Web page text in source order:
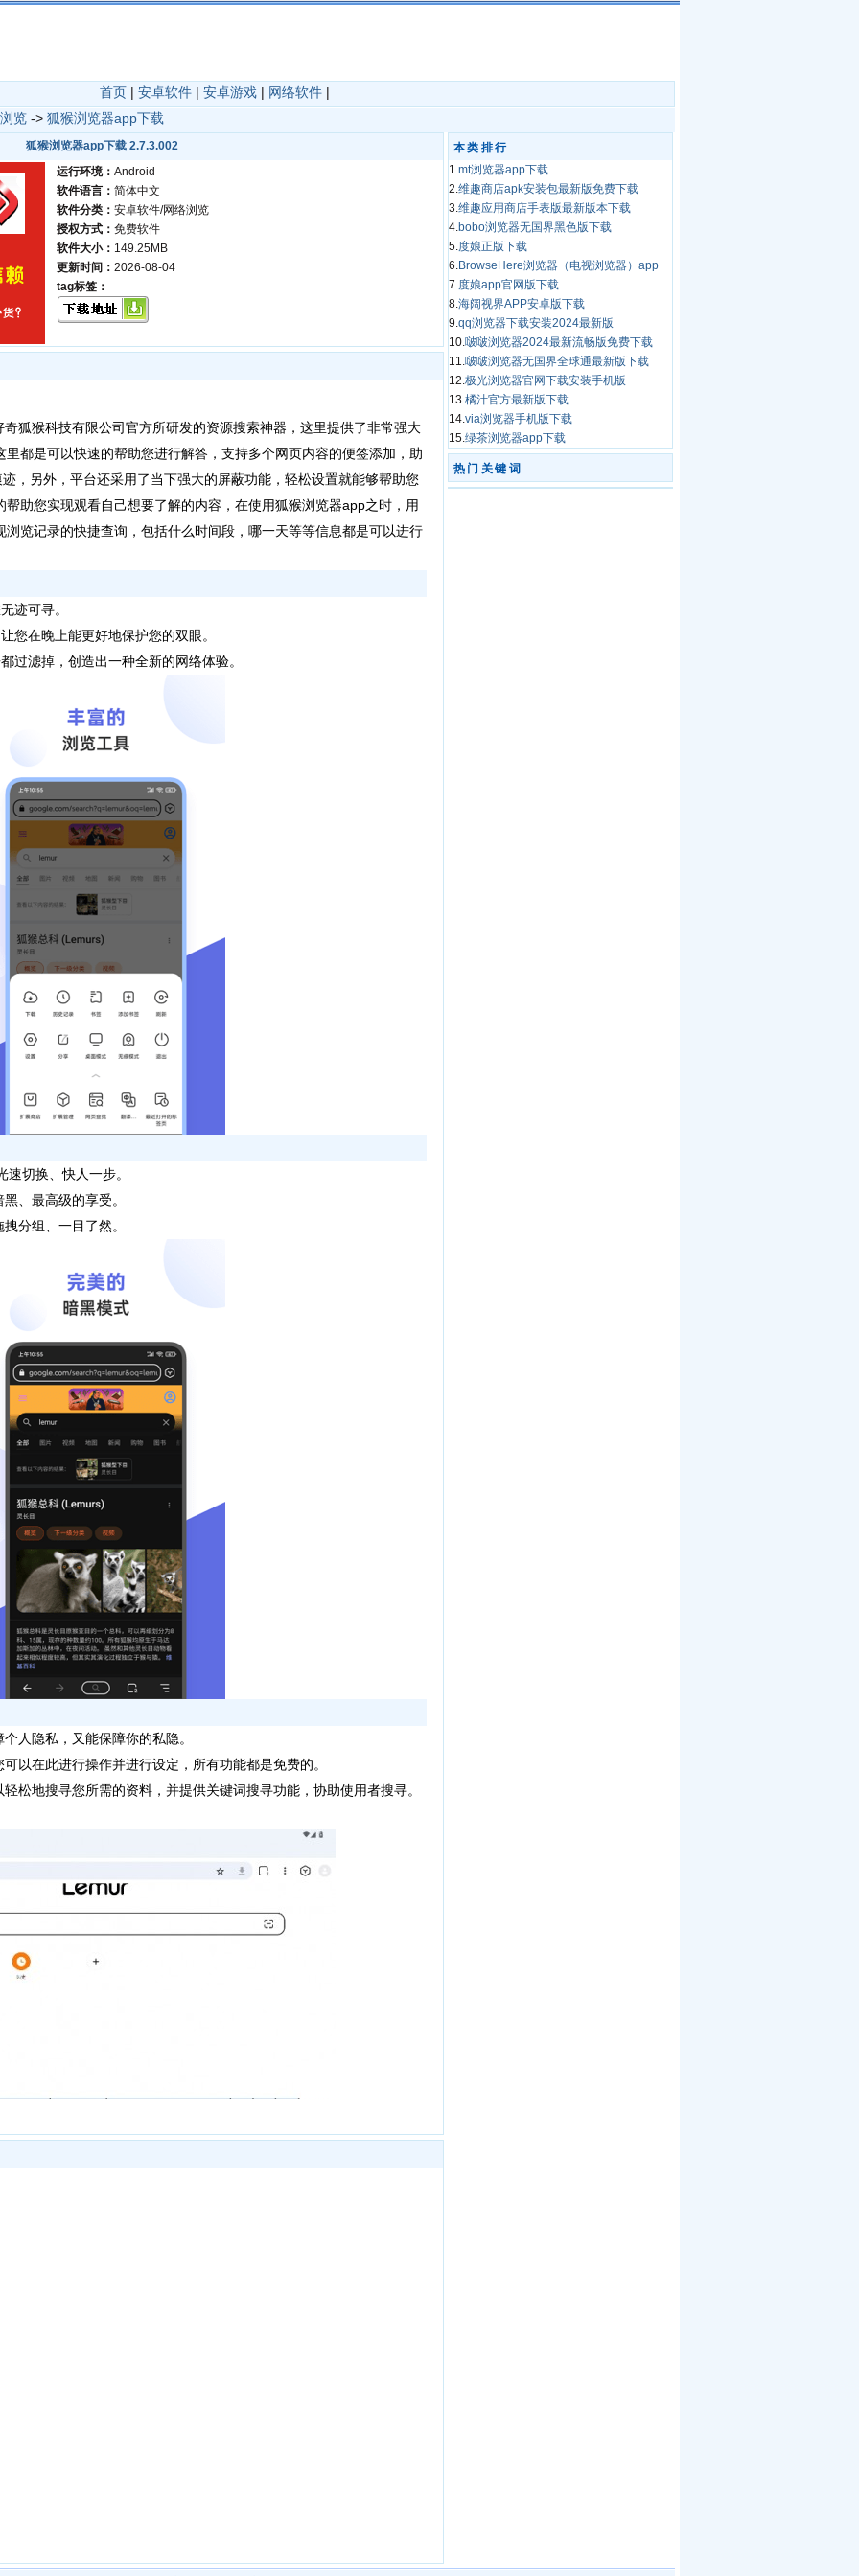
首页 | 安卓软件 | 安卓游戏 | 网络软件 |
览 -> 狐猴浏览器app下载
狐猴浏览器app下载 2.7.3.002
运行环境： Android
软件语言： 简体中文
软件分类： 安卓软件/网络浏览
授权方式： 免费软件
软件大小： 149.25MB
更新时间： 2026-08-04
tag标签：
奇狐猴科技有限公司官方所研发的资源搜索神器，这里提供了非常强大
都是可以快速的帮助您进行解答，支持多个网页内容的便签添加，助
，另外，平台还采用了当下强大的屏蔽功能，轻松设置就能够帮助您
助您实现观看自己想要了解的内容，在使用狐猴浏览器app之时，用
览记录的快捷查询，包括什么时间段，哪一天等等信息都是可以进行
可寻。
在晚上能更好地保护您的双眼。
滤掉，创造出一种全新的网络体验。
切换、快人一步。
最高级的享受。
组、一目了然。
隐私，又能保障你的私隐。
在此进行操作并进行设定，所有功能都是免费的。
地搜寻您所需的资料，并提供关键词搜寻功能，协助使用者搜寻。
本类排行
1.mt浏览器app下载
2.维趣商店apk安装包最新版免费下载
3.维趣应用商店手表版最新版本下载
4.bobo浏览器无国界黑色版下载
5.度娘正版下载
6.BrowseHere浏览器（电视浏览器）app
7.度娘app官网版下载
8.海阔视界APP安卓版下载
9.qq浏览器下载安装2024最新版
10.啵啵浏览器2024最新流畅版免费下载
11.啵啵浏览器无国界全球通最新版下载
12.极光浏览器官网下载安装手机版
13.橘汁官方最新版下载
14.via浏览器手机版下载
15.绿茶浏览器app下载
热门关键词